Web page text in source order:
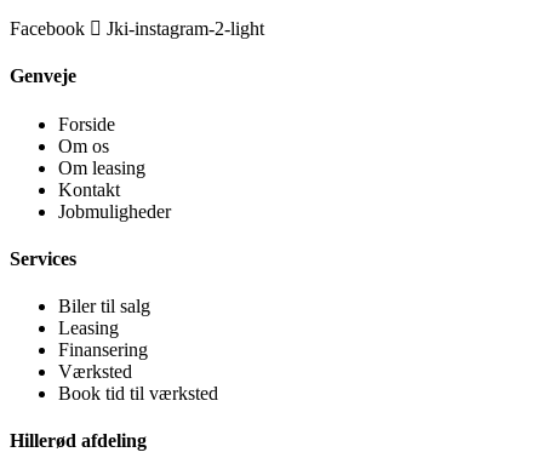
Facebook Jki-instagram-2-light
Genveje
Forside
Om os
Om leasing
Kontakt
Jobmuligheder
Services
Biler til salg
Leasing
Finansering
Værksted
Book tid til værksted
Hillerød afdeling